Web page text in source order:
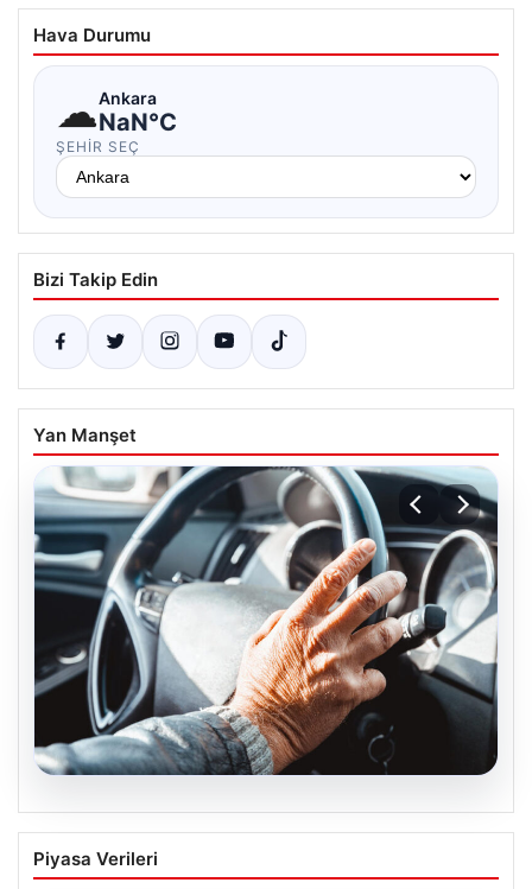
Hava Durumu
☁Ankara
NaN°C
ŞEHIR SEÇ
Bizi Takip Edin
Yan Manşet
05.08.2026
Emekliye ÖTV’siz araç verilecek mi,
yasa çıkacak mı? Milyonlarca emekli
Piyasa Verileri